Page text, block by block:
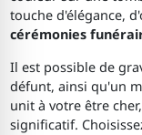
touche d'élégance,
cérémonies
Il est possible de
défunt, ainsi qu'un
unit à votre être
significatif.